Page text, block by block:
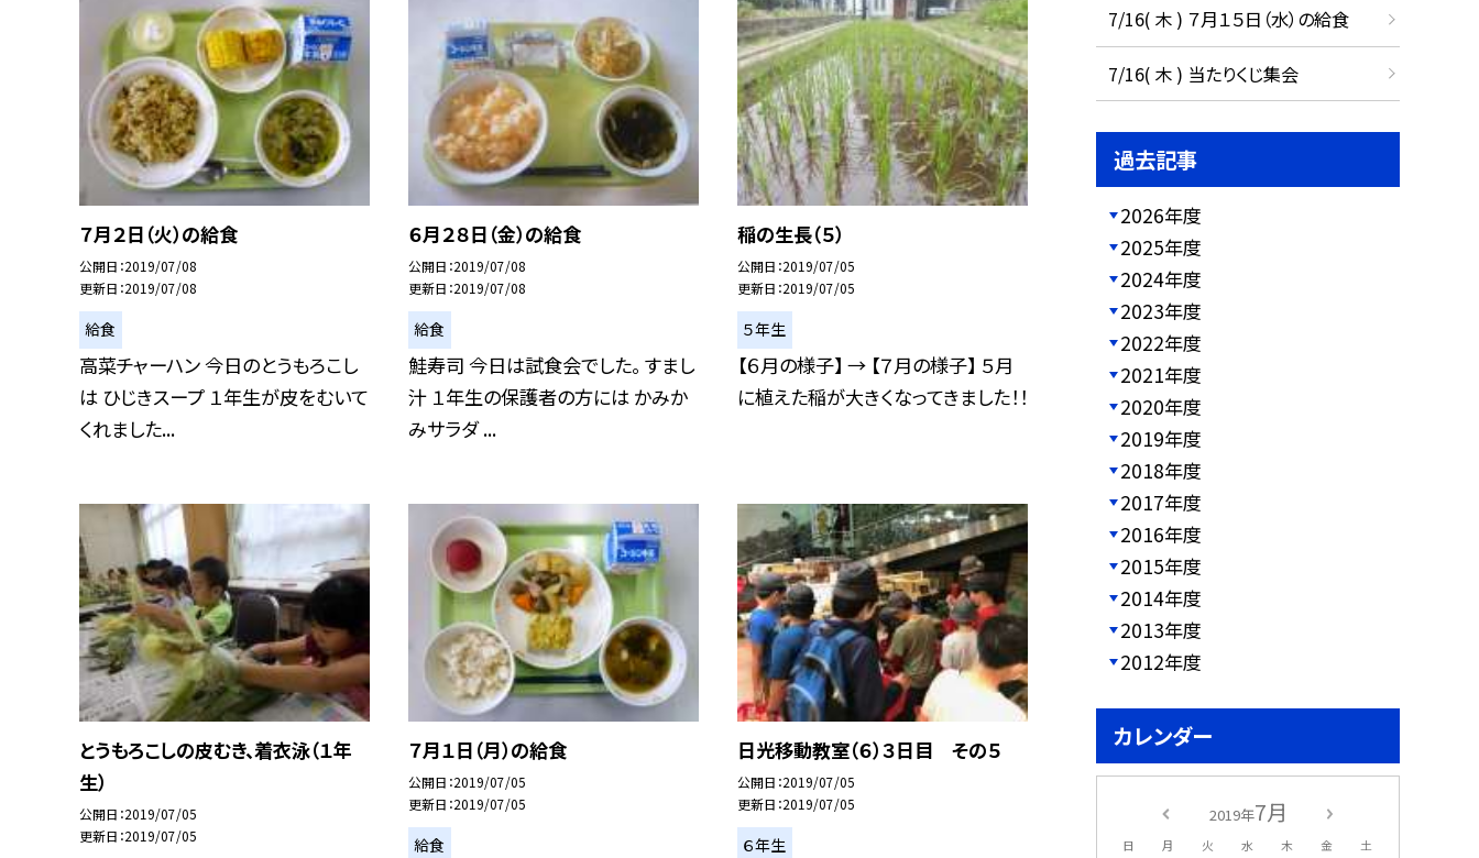
７月２日（火）の給食
公開日 2019/07/08
更新日 2019/07/08
給食
高菜チャーハン 今日のとうもろこし
は ひじきスープ １年生が皮をむいて
くれました...
６月２８日（金）の給食
公開日 2019/07/08
更新日 2019/07/08
給食
鮭寿司 今日は試食会でした。 すまし
汁 １年生の保護者の方には かみか
みサラダ ...
稲の生長（５）
公開日 2019/07/05
更新日 2019/07/05
５年生
【６月の様子】 → 【７月の様子】 ５月
に植えた稲が大きくなってきました！！
とうもろこしの皮むき、着衣泳（１年
生）
公開日 2019/07/05
更新日 2019/07/05
７月１日（月）の給食
公開日 2019/07/05
更新日 2019/07/05
給食
日光移動教室（６）３日目 その５
公開日 2019/07/05
更新日 2019/07/05
６年生
7/16( 木 ) ７月１５日（水）の給食
7/16( 木 ) 当たりくじ集会
過去記事
2026年度
2025年度
2024年度
2023年度
2022年度
2021年度
2020年度
2019年度
2018年度
2017年度
2016年度
2015年度
2014年度
2013年度
2012年度
カレンダー
2019年7月
日 月 火 水 木 金 土